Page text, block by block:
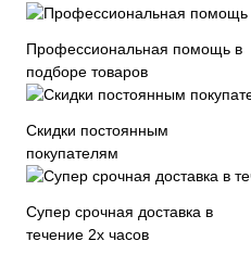
Профессиональная помощь в
подборе товаров
Скидки постоянным
покупателям
Супер срочная доставка в
течение 2х часов